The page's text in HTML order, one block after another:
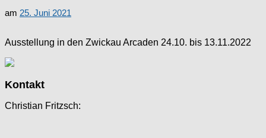
am 25. Juni 2021
Ausstellung in den Zwickau Arcaden 24.10. bis 13.11.2022
Kontakt
Christian Fritzsch: